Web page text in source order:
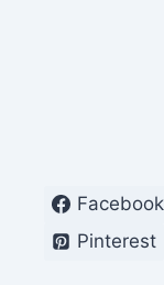
Facebook
Pinterest